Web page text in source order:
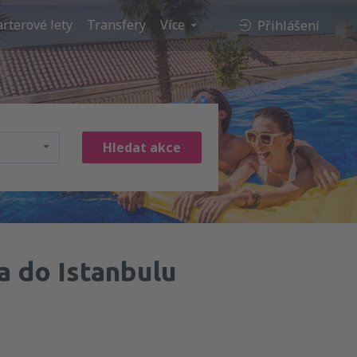
lety Transfery Více Přihlášení
Hledat akce
do Istanbulu